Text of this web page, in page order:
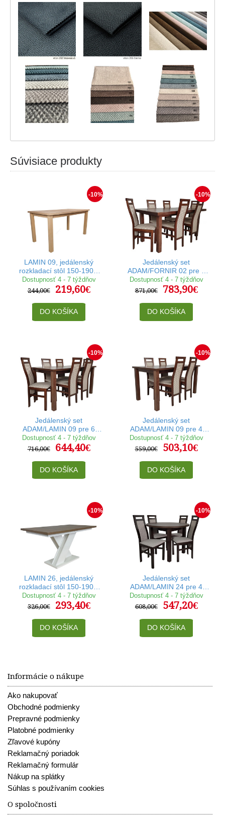
Súvisiace produkty
-10%
LAMIN 09, jedálenský
rozkladací stôl 150-190 x
80cm
Dostupnosť 4 - 7 týždňov
244,00€
219,60€
DO KOŠÍKA
-10%
Jedálenský set
ADAM/FORNIR 02 pre 6
osôb
Dostupnosť 4 - 7 týždňov
871,00€
783,90€
DO KOŠÍKA
-10%
Jedálenský set
ADAM/LAMIN 09 pre 6
osôb
Dostupnosť 4 - 7 týždňov
716,00€
644,40€
DO KOŠÍKA
-10%
Jedálenský set
ADAM/LAMIN 09 pre 4
osoby
Dostupnosť 4 - 7 týždňov
559,00€
503,10€
DO KOŠÍKA
-10%
LAMIN 26, jedálenský
rozkladací stôl 150-190 x
80cm
Dostupnosť 4 - 7 týždňov
326,00€
293,40€
DO KOŠÍKA
-10%
Jedálenský set
ADAM/LAMIN 24 pre 4
osoby
Dostupnosť 4 - 7 týždňov
608,00€
547,20€
DO KOŠÍKA
Informácie o nákupe
Ako nakupovať
Obchodné podmienky
Prepravné podmienky
Platobné podmienky
Zľavové kupóny
Reklamačný poriadok
Reklamačný formulár
Nákup na splátky
Súhlas s používaním cookies
O spoločnosti